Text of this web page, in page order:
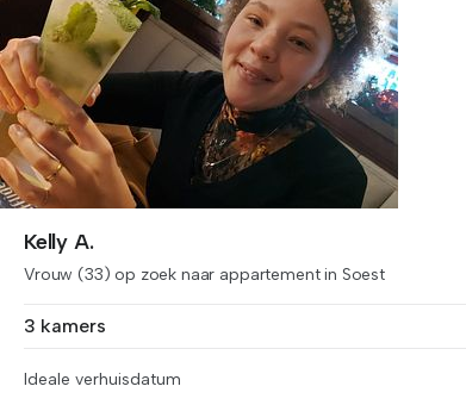
Kelly A.
Vrouw (33) op zoek naar appartement in Soest
3 kamers
Ideale verhuisdatum